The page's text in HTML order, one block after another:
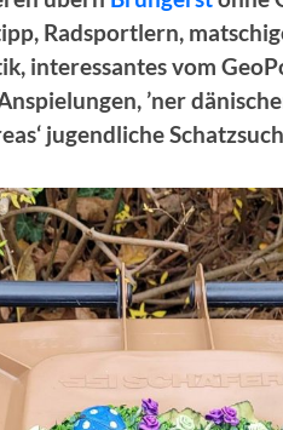
Radsportlern,
interessantes vom
’ner
jugendliche